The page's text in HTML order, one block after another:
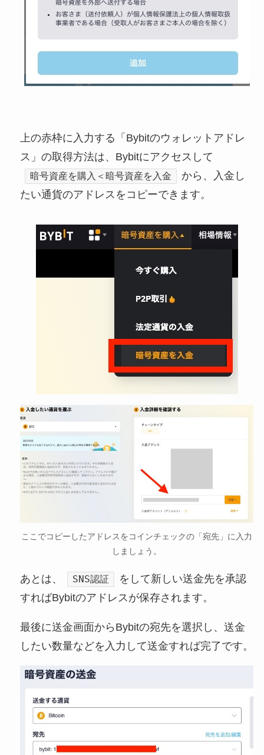
上の赤枠に入力する「Bybitのウォレットアドレ
ス」の取得方法は、Bybitにアクセスして
暗号資産を購入＜暗号資産を入金
から、入金し
たい通貨のアドレスをコピーできます。
ここでコピーしたアドレスをコインチェックの「宛先」に入力
しましょう。
あとは、 SNS認証
をして新しい送金先を承認
すればBybitのアドレスが保存されます。
最後に送金画面からBybitの宛先を選択し、送金
したい数量などを入力して送金すれば完了です。